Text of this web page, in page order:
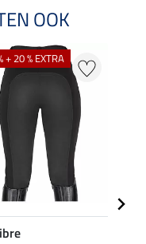
OOK
+ 20 % EXTRA